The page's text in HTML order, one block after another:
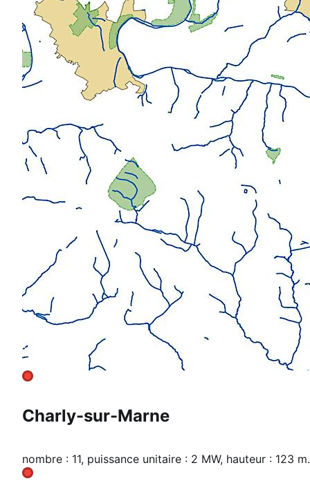
Charly-sur-Marne
nombre : 11, puissance unitaire : 2 MW, hauteur : 123 m.